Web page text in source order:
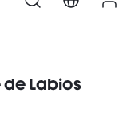
de Labios